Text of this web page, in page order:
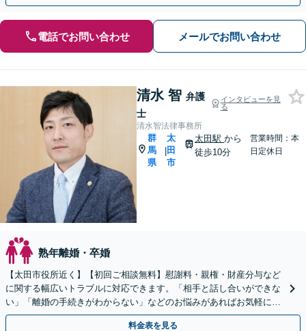
電話でお問い合わせ メールでお問い合わせ
清水 智 弁護
士
インタビューを見
る
清水智法律事務所
群
馬
県
|
太
田
市
太田駅 から
徒歩10分
営業時間：本
日定休日
熟年離婚・卒婚
【太田市役所近く】【初回ご相談無料】慰謝料・親権・財産分与など
に関する幅広いトラブルに対応できます。「相手と話し合いができな
い」「離婚の手続きがわからない」などのお悩みがあればお気軽にご
相談を。親身になって対応します【休日の対応可能】
料金表を見る